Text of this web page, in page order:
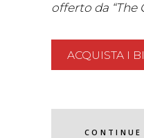
offerto da “The
ACQUISTA I
CONTINUE